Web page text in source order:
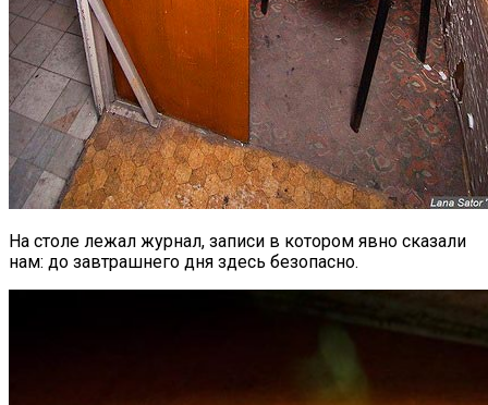
На столе лежал журнал, записи в котором явно сказали
нам: до завтрашнего дня здесь безопасно.